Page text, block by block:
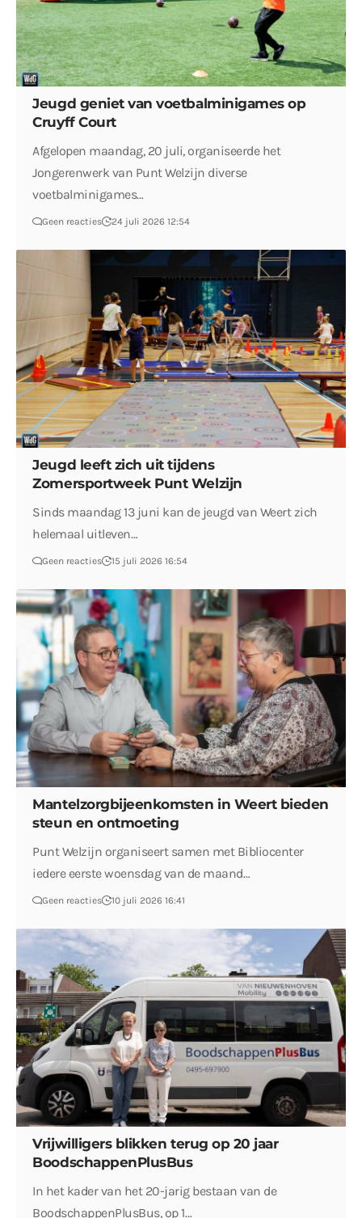
Jeugd geniet van voetbalminigames op
Cruyff Court
Afgelopen maandag, 20 juli, organiseerde het
Jongerenwerk van Punt Welzijn diverse
voetbalminigames…
Geen reacties 24 juli 2026 12:54
Jeugd leeft zich uit tijdens
Zomersportweek Punt Welzijn
Sinds maandag 13 juni kan de jeugd van Weert zich
helemaal uitleven…
Geen reacties 15 juli 2026 16:54
Mantelzorgbijeenkomsten in Weert bieden
steun en ontmoeting
Punt Welzijn organiseert samen met Bibliocenter
iedere eerste woensdag van de maand…
Geen reacties 10 juli 2026 16:41
Vrijwilligers blikken terug op 20 jaar
BoodschappenPlusBus
In het kader van het 20-jarig bestaan van de
BoodschappenPlusBus, op 1…